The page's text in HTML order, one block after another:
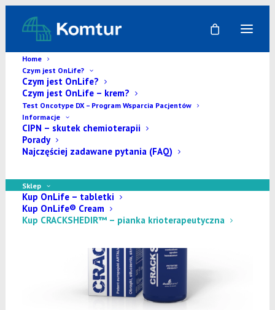
Home
Czym jest OnLife?
Czym jest OnLife?
Czym jest OnLife – krem?
Test Oncotype DX – Program Wsparcia Pacjentów
Informacje
CIPN – skutek chemioterapii
Porady
Najczęściej zadawane pytania (FAQ)
Sklep
Kup OnLife – tabletki
Kup OnLife® Cream
Kup CRACKSHEDIR™ – pianka krioterapeutyczna
NOWOŚĆ